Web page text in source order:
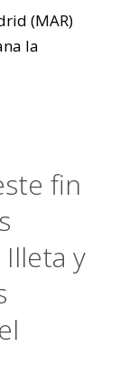
(MAR)
la
fin
y